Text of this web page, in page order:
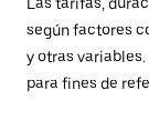
según factores
y otras
para fines de